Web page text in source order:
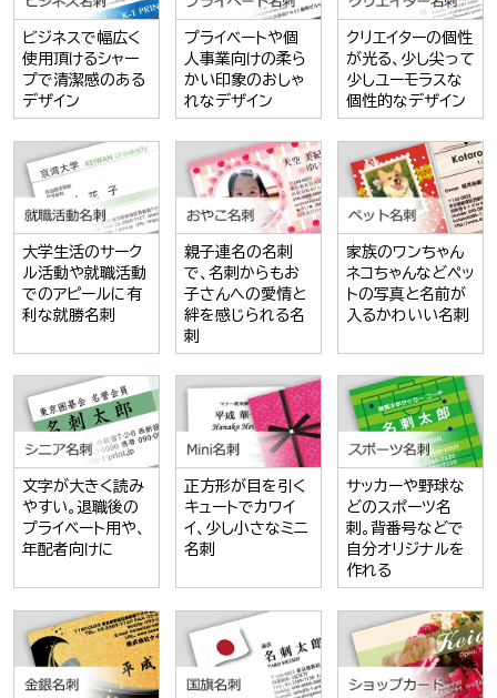
ビジネスで幅広く
使用頂けるシャー
プで清潔感のある
デザイン
プライベートや個
人事業向けの柔ら
かい印象のおしゃ
れなデザイン
クリエイターの個性
が光る、少し尖って
少しユーモラスな
個性的なデザイン
大学生活のサーク
ル活動や就職活動
でのアピールに有
利な就勝名刺
親子連名の名刺
で、名刺からもお
子さんへの愛情と
絆を感じられる名
刺
家族のワンちゃん
ネコちゃんなどペッ
トの写真と名前が
入るかわいい名刺
文字が大きく読み
やすい。退職後の
プライベート用や、
年配者向けに
正方形が目を引く
キュートでカワイ
イ、少し小さなミニ
名刺
サッカーや野球な
どのスポーツ名
刺。背番号などで
自分オリジナルを
作れる